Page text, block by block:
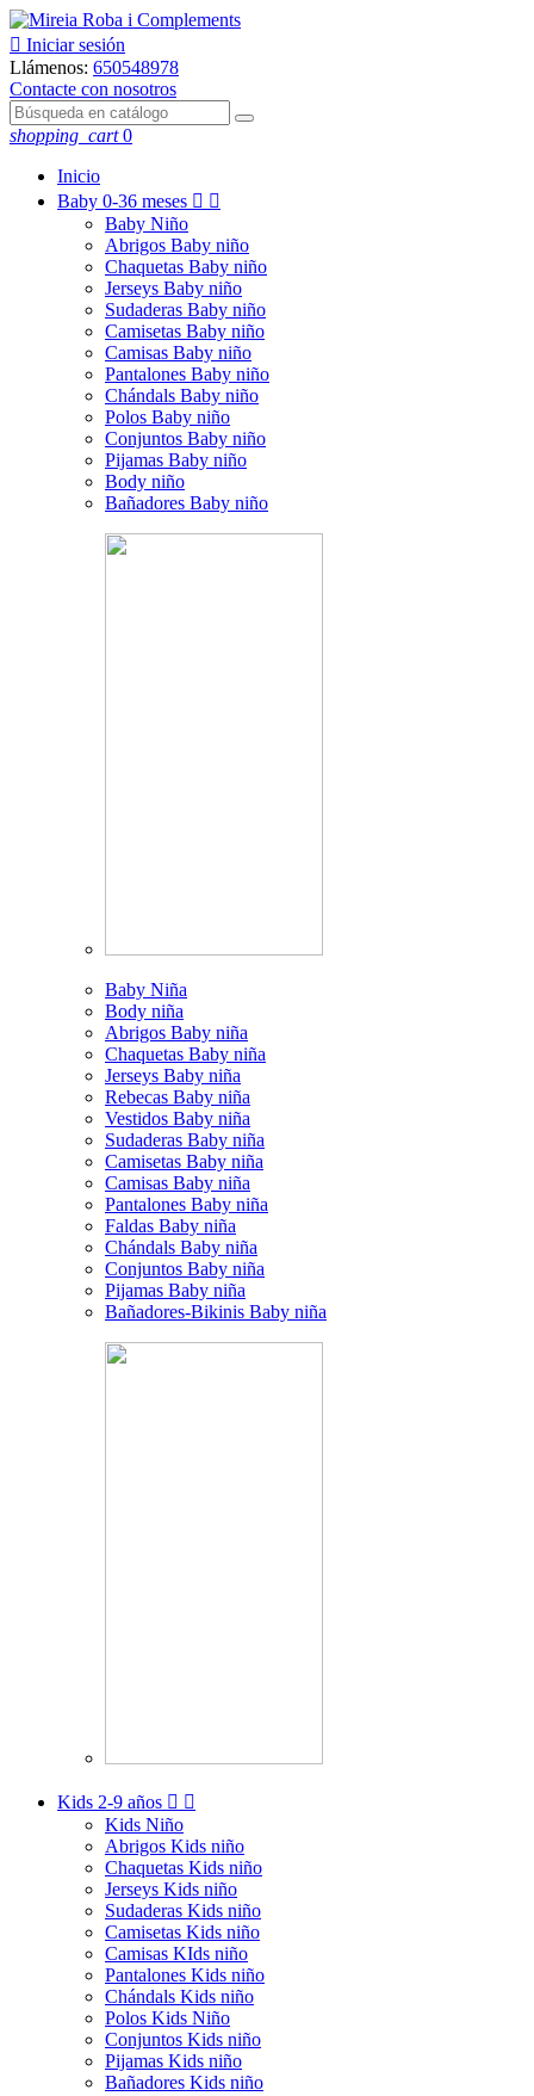
 Iniciar sesión
Llámenos: 650548978
Contacte con nosotros
shopping_cart 0
Inicio
Baby 0-36 meses  
Baby Niño
Abrigos Baby niño
Chaquetas Baby niño
Jerseys Baby niño
Sudaderas Baby niño
Camisetas Baby niño
Camisas Baby niño
Pantalones Baby niño
Chándals Baby niño
Polos Baby niño
Conjuntos Baby niño
Pijamas Baby niño
Body niño
Bañadores Baby niño
Baby Niña
Body niña
Abrigos Baby niña
Chaquetas Baby niña
Jerseys Baby niña
Rebecas Baby niña
Vestidos Baby niña
Sudaderas Baby niña
Camisetas Baby niña
Camisas Baby niña
Pantalones Baby niña
Faldas Baby niña
Chándals Baby niña
Conjuntos Baby niña
Pijamas Baby niña
Bañadores-Bikinis Baby niña
Kids 2-9 años  
Kids Niño
Abrigos Kids niño
Chaquetas Kids niño
Jerseys Kids niño
Sudaderas Kids niño
Camisetas Kids niño
Camisas KIds niño
Pantalones Kids niño
Chándals Kids niño
Polos Kids Niño
Conjuntos Kids niño
Pijamas Kids niño
Bañadores Kids niño